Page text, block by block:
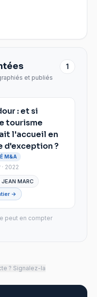
et publiés
1
: et si
tourisme
l'accueil en
?
M&A
2022
MARC
→
peut en compter
? Signalez-la